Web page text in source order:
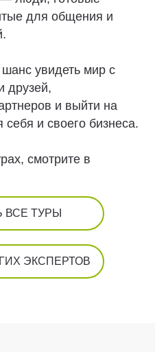
для общения и
увидеть мир с
друзей,
и выйти на
и своего бизнеса.
смотрите в
ВСЕ ТУРЫ
ЭКСПЕРТОВ